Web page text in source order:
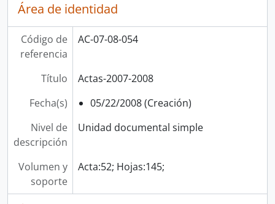
Área de identidad
Código de
referencia
AC-07-08-054
Título
Actas-2007-2008
Fecha(s)
05/22/2008 (Creación)
Nivel de
descripción
Unidad documental simple
Volumen y
soporte
Acta:52; Hojas:145;